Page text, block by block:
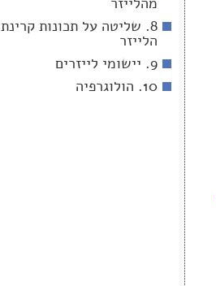
8. שליטה על תכונות קרינת
הלייזר
9. יישומי לייזרים
10. הולוגרפיה